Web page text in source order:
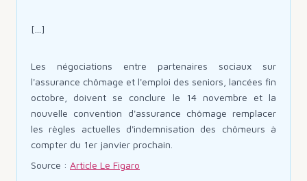
[...]
Les négociations entre partenaires sociaux sur
l'assurance chômage et l'emploi des seniors, lancées fin
octobre, doivent se conclure le 14 novembre et la
nouvelle convention d'assurance chômage remplacer
les règles actuelles d'indemnisation des chômeurs à
compter du 1er janvier prochain.
Source : Article Le Figaro